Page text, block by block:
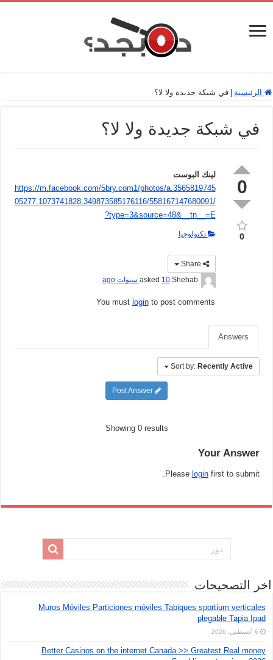
الرئيسية في شبكة جديدة ولا لا؟
في شبكة جديدة ولا لا؟
0
0
لينك البوست
https://m.facebook.com/5bry.com1/photos/a.3565819745
05277.1073741828.349873585176116/558167147680091/
?type=3&source=48&__tn__=E
تكنولوجيا
Shehab
asked10 سنوات ago
You must loginto post comments
Answers
Sort by: Recently Active
Showing 0 results
Your Answer
Please loginfirst to submit.
اخر التصحيحات
Muros Móviles Particiones móviles Tabiques sportium verticales
plegable Tapia Ipad
6 أغسطس، 2026
Better Casinos on the internet Canada >> Greatest Real money